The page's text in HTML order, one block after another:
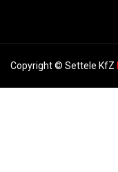
Copyright © Settele KfZ